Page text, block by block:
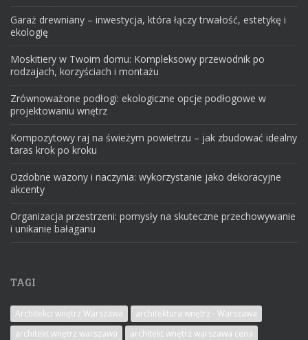
Garaż drewniany – inwestycja, która łączy trwałość, estetykę i
ekologię
Moskitiery w Twoim domu: Kompleksowy przewodnik po
rodzajach, korzyściach i montażu
Zrównoważone podłogi: ekologiczne opcje podłogowe w
projektowaniu wnętrz
Kompozytowy raj na świeżym powietrzu – jak zbudować idealny
taras krok po kroku
Ozdobne wazony i naczynia: wykorzystanie jako dekoracyjne
akcenty
Organizacja przestrzeni: pomysły na skuteczne przechowywanie
i unikanie bałaganu
TAGI
Architekci wnętrz Warszawa
architektura wnętrz - Warszawa
architekt wnętrz warszawa
architekt wnętrz warszawa cena